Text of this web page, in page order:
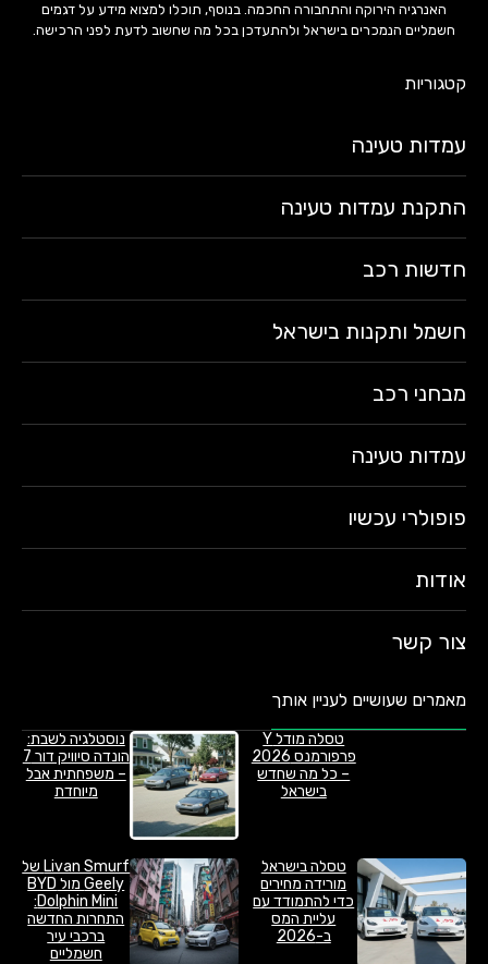
האנרגיה הירוקה והתחבורה החכמה. בנוסף, תוכלו למצוא מידע על דגמים
חשמליים הנמכרים בישראל ולהתעדכן בכל מה שחשוב לדעת לפני הרכישה.
קטגוריות
עמדות טעינה
התקנת עמדות טעינה
חדשות רכב
חשמל ותקנות בישראל
מבחני רכב
עמדות טעינה
פופולרי עכשיו
אודות
צור קשר
מאמרים שעושיים לעניין אותך
טסלה מודל Y
פרפורמנס 2026
– כל מה שחדש
בישראל
נוסטלגיה לשבת:
הונדה סיוויק דור 7
– משפחתית אבל
מיוחדת
טסלה בישראל
מורידה מחירים
כדי להתמודד עם
עליית המס
ב-2026
Livan Smurf של
Geely מול BYD
Dolphin Mini:
התחרות החדשה
ברכבי עיר
חשמליים